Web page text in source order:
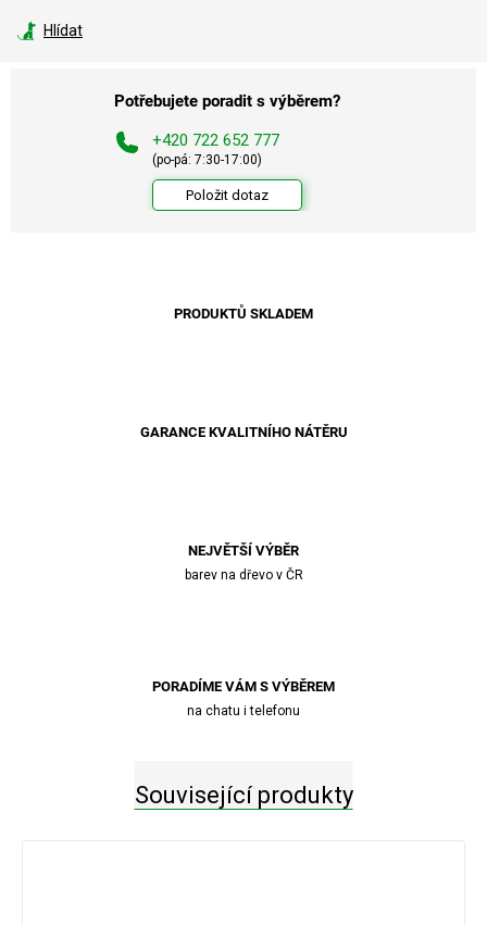
Hlídat
Potřebujete poradit s výběrem?
+420 722 652 777
(po-pá: 7:30-17:00)
Položit dotaz
PRODUKTŮ SKLADEM
GARANCE KVALITNÍHO NÁTĚRU
NEJVĚTŠÍ VÝBĚR
barev na dřevo v ČR
PORADÍME VÁM S VÝBĚREM
na chatu i telefonu
Související produkty